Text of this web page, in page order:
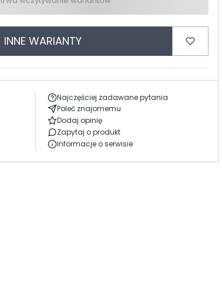
INNE WARIANTY
Najczęściej zadawane pytania
Poleć znajomemu
Dodaj opinię
Zapytaj o produkt
Informacje o serwisie